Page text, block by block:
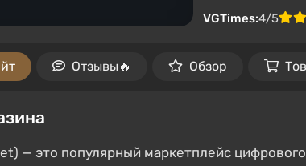
VGTimes:4/5
Отзывы🔥 Обзор
— это популярный маркетплейс